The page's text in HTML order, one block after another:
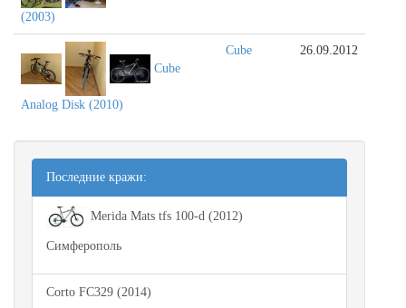
(2003)
Cube
Analog Disk (2010)
Cube 26.09.2012
Последние кражи:
Merida Mats tfs 100-d (2012)
Симферополь
Corto FC329 (2014)